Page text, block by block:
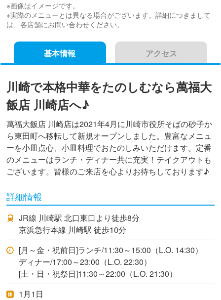
※画像はイメージです。
※実際のメニューとは異なる場合がございます。詳細につきまして
は、各店舗にお問い合わせください。
基本情報 アクセス
川崎で本格中華をたのしむなら萬福大
飯店 川崎店へ♪
萬福大飯店 川崎店は2021年4月に川崎市役所そばの砂子か
ら東田町へ移転して新規オープンしました。豊富なメニュ
ーを小皿点心、小皿料理でおたのしみいただけます。定番
のメニューはランチ・ディナー共に充実！テイクアウトも
ございます。皆様のご来店を心よりお待ちしております♪
詳細情報
JR線 川崎駅 北口東口より徒歩8分
京浜急行本線 川崎駅 徒歩10分
[月～金・祝前日]ランチ/11:30～15:00（L.O. 14:30）
ディナー/17:00～23:00（L.O. 22:30）
[土・日・祝祭日]11:30～22:00（L.O. 21:30）
1月1日